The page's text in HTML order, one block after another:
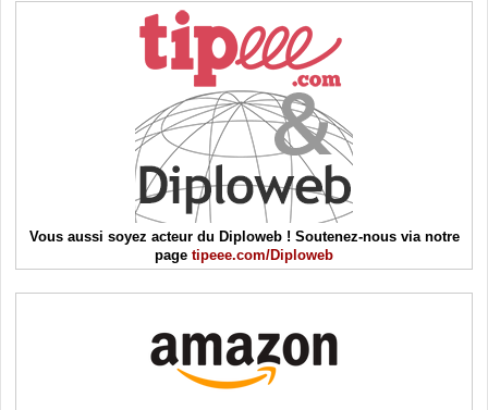
Vous aussi soyez acteur du Diploweb ! Soutenez-nous via notre
page tipeee.com/Diploweb